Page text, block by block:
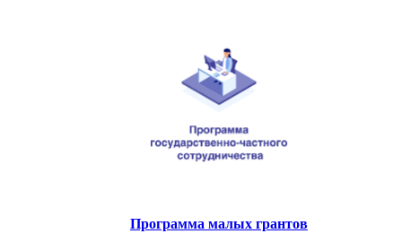
Программа малых грантов